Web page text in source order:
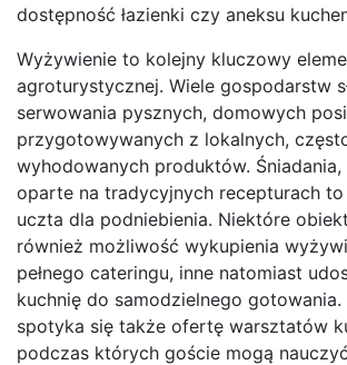
dostępność łazienki czy aneksu
Wyżywienie to kolejny kluczowy
agroturystycznej. Wiele gospodarstw
serwowania pysznych, domowych
przygotowywanych z lokalnych,
wyhodowanych produktów.
oparte na tradycyjnych recepturach
uczta dla podniebienia. Niektóre
również możliwość wykupienia
pełnego cateringu, inne natomiast
kuchnię do samodzielnego
spotyka się także ofertę warsztatów
podczas których goście mogą